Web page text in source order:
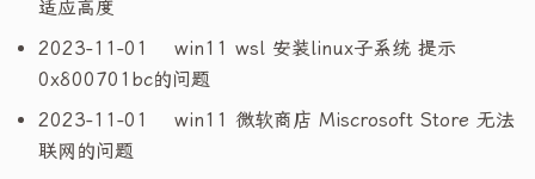
适应高度
2023-11-01
win11 wsl 安装linux子系统 提示
0x800701bc的问题
2023-11-01
win11 微软商店 Miscrosoft Store 无法
联网的问题